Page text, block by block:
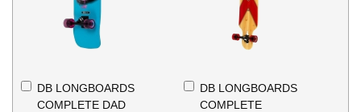
DB LONGBOARDS
COMPLETE DAD
In
Winkelwagen
DB LONGBOARDS
COMPLETE
In
Winkelwagen